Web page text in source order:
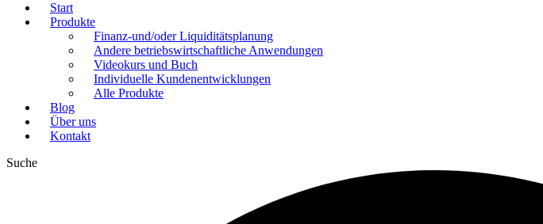
Start
Produkte
Finanz-und/oder Liquiditätsplanung
Andere betriebswirtschaftliche Anwendungen
Videokurs und Buch
Individuelle Kundenentwicklungen
Alle Produkte
Blog
Über uns
Kontakt
Suche